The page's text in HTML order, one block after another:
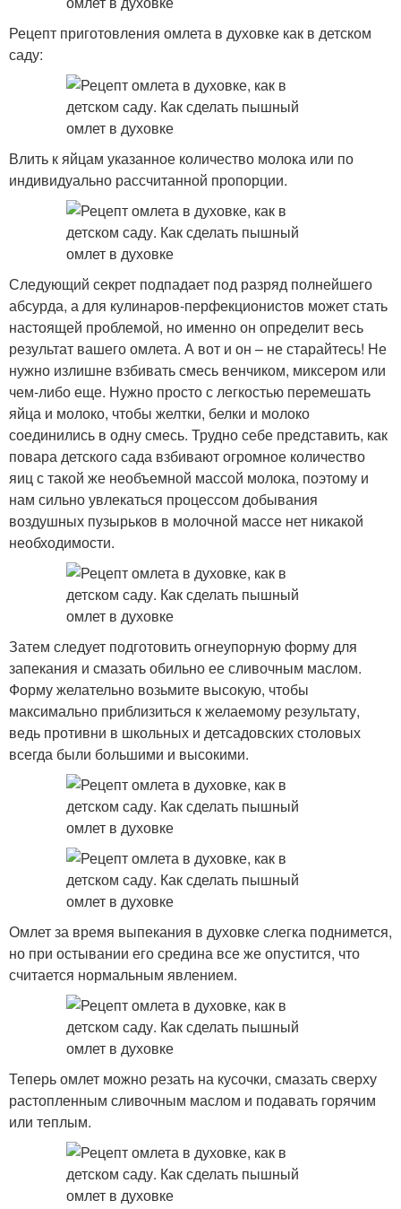
Рецепт приготовления омлета в духовке как в детском
саду:
Влить к яйцам указанное количество молока или по
индивидуально рассчитанной пропорции.
Следующий секрет подпадает под разряд полнейшего
абсурда, а для кулинаров-перфекционистов может стать
настоящей проблемой, но именно он определит весь
результат вашего омлета. А вот и он – не старайтесь! Не
нужно излишне взбивать смесь венчиком, миксером или
чем-либо еще. Нужно просто с легкостью перемешать
яйца и молоко, чтобы желтки, белки и молоко
соединились в одну смесь. Трудно себе представить, как
повара детского сада взбивают огромное количество
яиц с такой же необъемной массой молока, поэтому и
нам сильно увлекаться процессом добывания
воздушных пузырьков в молочной массе нет никакой
необходимости.
Затем следует подготовить огнеупорную форму для
запекания и смазать обильно ее сливочным маслом.
Форму желательно возьмите высокую, чтобы
максимально приблизиться к желаемому результату,
ведь противни в школьных и детсадовских столовых
всегда были большими и высокими.
Омлет за время выпекания в духовке слегка поднимется,
но при остывании его средина все же опустится, что
считается нормальным явлением.
Теперь омлет можно резать на кусочки, смазать сверху
растопленным сливочным маслом и подавать горячим
или теплым.